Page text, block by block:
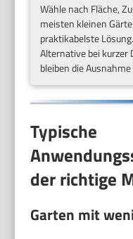
Wähle nach Fläche,
meisten kleinen
praktikabelste
Alternative bei kurzer
bleiben die
Typische
der richtige
Garten mit